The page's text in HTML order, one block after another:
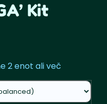
Kit
2 enot ali več